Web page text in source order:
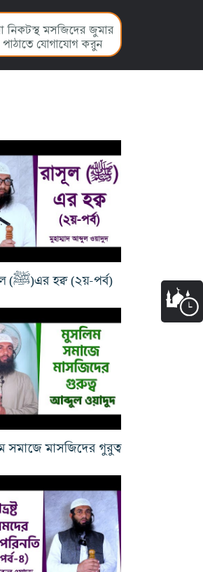
নিকটস্থ মসজিদের জুমার
যোগাযোগ করুন
রাসূল (ﷺ)এর হক্ব (২য়-পর্ব)
সমাজে মাসজিদের গুরুত্ব